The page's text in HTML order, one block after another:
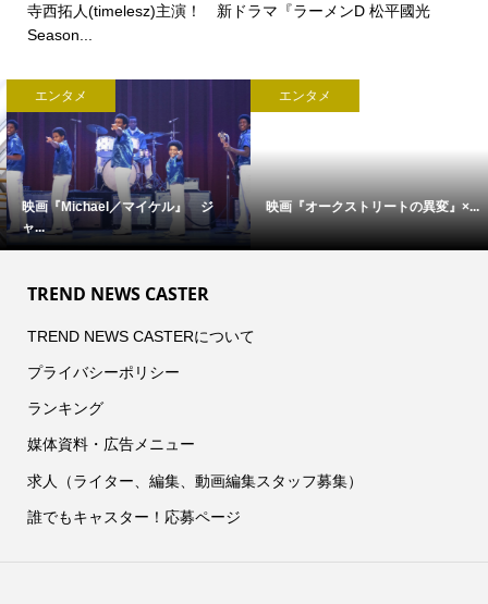
寺西拓人(timelesz)主演！ 新ドラマ『ラーメンD 松平國光
Season...
エンタメ
映画『Michael／マイケル』 ジ
ャ...
エンタメ
映画『オークストリートの異変』×...
TREND NEWS CASTER
TREND NEWS CASTERについて
プライバシーポリシー
ランキング
媒体資料・広告メニュー
求人（ライター、編集、動画編集スタッフ募集）
誰でもキャスター！応募ページ